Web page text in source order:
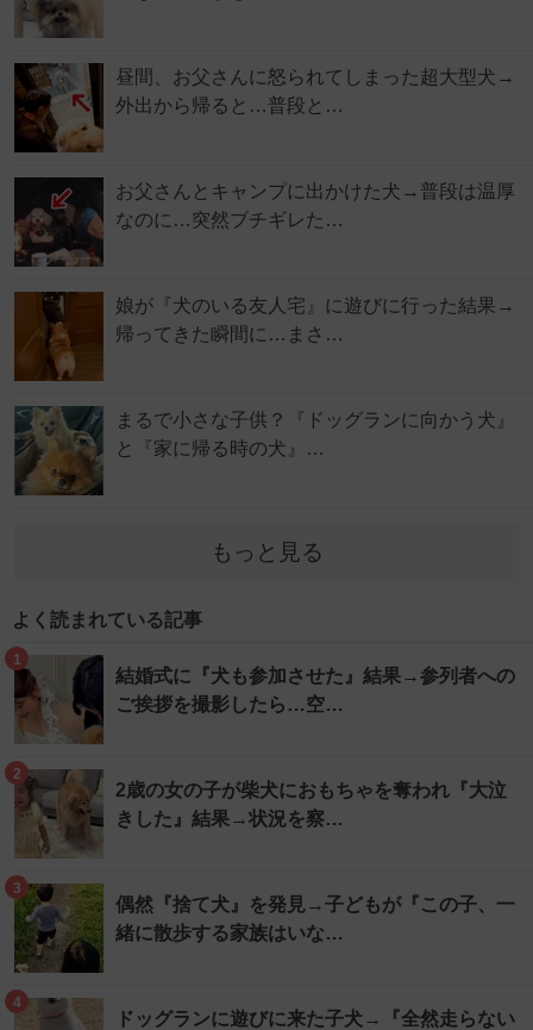
昼間、お父さんに怒られてしまった超大型犬→
外出から帰ると…普段と…
お父さんとキャンプに出かけた犬→普段は温厚
なのに…突然ブチギレた…
娘が『犬のいる友人宅』に遊びに行った結果→
帰ってきた瞬間に…まさ…
まるで小さな子供？『ドッグランに向かう犬』
と『家に帰る時の犬』…
もっと見る
よく読まれている記事
1
結婚式に『犬も参加させた』結果→参列者への
ご挨拶を撮影したら…空…
2
2歳の女の子が柴犬におもちゃを奪われ『大泣
きした』結果→状況を察…
3
偶然『捨て犬』を発見→子どもが『この子、一
緒に散歩する家族はいな…
4
ドッグランに遊びに来た子犬→『全然走らない